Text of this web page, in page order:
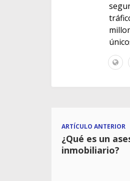
ARTÍCULO ANTERIOR
¿Qué es un
inmobiliario?